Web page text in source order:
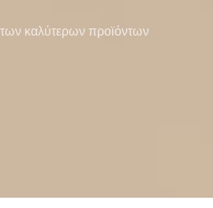
των καλύτερων προϊόντων